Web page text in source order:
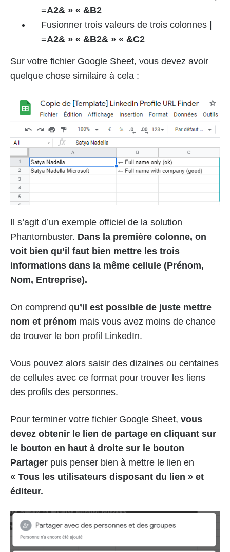
=A2& » « &B2
Fusionner trois valeurs de trois colonnes |
=A2& » « &B2& » « &C2
Sur votre fichier Google Sheet, vous devez avoir
quelque chose similaire à cela :
Il s’agit d’un exemple officiel de la solution
Phantombuster. Dans la première colonne, on
voit bien qu’il faut bien mettre les trois
informations dans la même cellule (Prénom,
Nom, Entreprise).
On comprend qu’il est possible de juste mettre
nom et prénom mais vous avez moins de chance
de trouver le bon profil LinkedIn.
Vous pouvez alors saisir des dizaines ou centaines
de cellules avec ce format pour trouver les liens
des profils des personnes.
Pour terminer votre fichier Google Sheet, vous
devez obtenir le lien de partage en cliquant sur
le bouton en haut à droite sur le bouton
Partager puis penser bien à mettre le lien en
« Tous les utilisateurs disposant du lien » et
éditeur.